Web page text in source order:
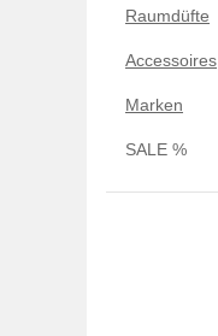
Raumdüfte
Accessoires
Marken
SALE %